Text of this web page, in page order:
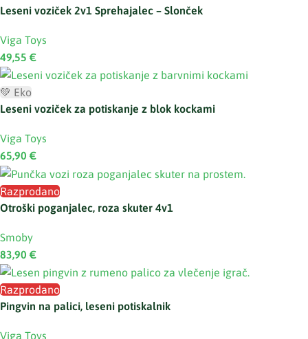
Leseni voziček 2v1 Sprehajalec – Slonček
Viga Toys
49,55 €
💚 Eko
Leseni voziček za potiskanje z blok kockami
Viga Toys
65,90 €
Razprodano
Otroški poganjalec, roza skuter 4v1
Smoby
83,90 €
Razprodano
Pingvin na palici, leseni potiskalnik
Viga Toys